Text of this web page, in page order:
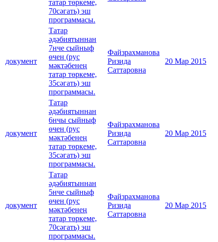
татар төркеме,
70сәгать) эш
программасы.
документ
Татар
әдәбиятыннан
7нче сыйныф
өчен (рус
мәктәбенең
татар төркеме,
35сәгать) эш
программасы.
Файзрахманова
Ризида
Саттаровна
20 Мар 2015
документ
Татар
әдәбиятыннан
6нчы сыйныф
өчен (рус
мәктәбенең
татар төркеме,
35сәгать) эш
программасы.
Файзрахманова
Ризида
Саттаровна
20 Мар 2015
документ
Татар
әдәбиятыннан
5нче сыйныф
өчен (рус
мәктәбенең
татар төркеме,
70сәгать) эш
программасы.
Файзрахманова
Ризида
Саттаровна
20 Мар 2015